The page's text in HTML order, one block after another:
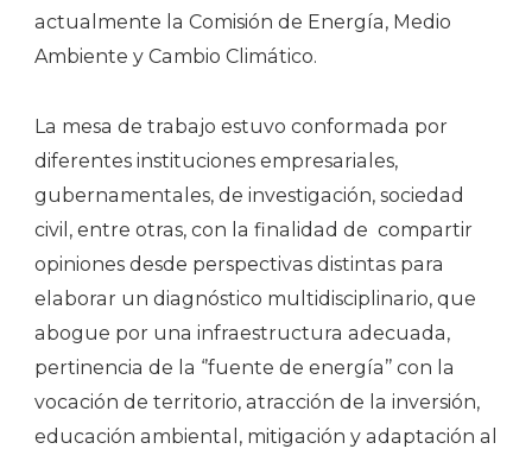
actualmente la Comisión de Energía, Medio
Ambiente y Cambio Climático.
La mesa de trabajo estuvo conformada por
diferentes instituciones empresariales,
gubernamentales, de investigación, sociedad
civil, entre otras, con la finalidad de compartir
opiniones desde perspectivas distintas para
elaborar un diagnóstico multidisciplinario, que
abogue por una infraestructura adecuada,
pertinencia de la ‘’fuente de energía’’ con la
vocación de territorio, atracción de la inversión,
educación ambiental, mitigación y adaptación al